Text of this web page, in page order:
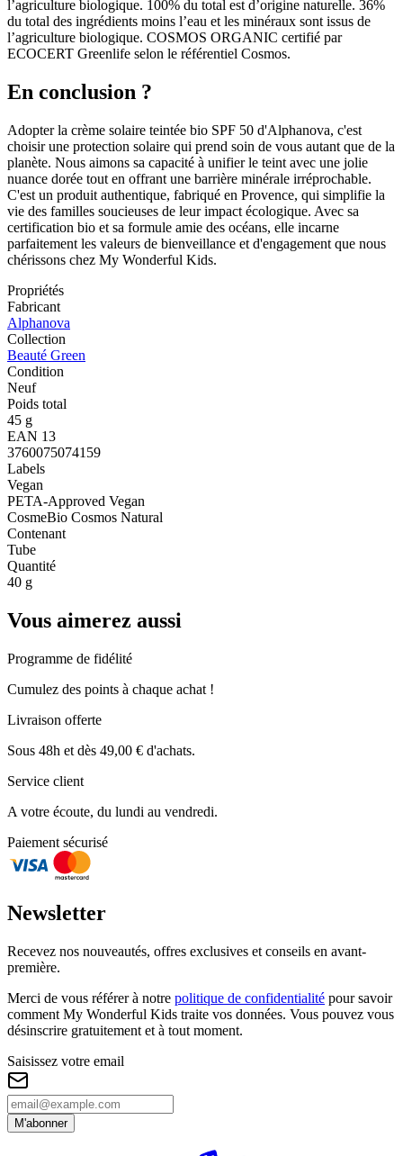
l’agriculture biologique. 100% du total est d’origine naturelle. 36%
du total des ingrédients moins l’eau et les minéraux sont issus de
l’agriculture biologique. COSMOS ORGANIC certifié par
ECOCERT Greenlife selon le référentiel Cosmos.
En conclusion ?
Adopter la crème solaire teintée bio SPF 50 d'Alphanova, c'est
choisir une protection solaire qui prend soin de vous autant que de la
planète. Nous aimons sa capacité à unifier le teint avec une jolie
nuance dorée tout en offrant une barrière minérale irréprochable.
C'est un produit authentique, fabriqué en Provence, qui simplifie la
vie des familles soucieuses de leur impact écologique. Avec sa
certification bio et sa formule amie des océans, elle incarne
parfaitement les valeurs de bienveillance et d'engagement que nous
chérissons chez My Wonderful Kids.
Propriétés
Fabricant
Alphanova
Collection
Beauté Green
Condition
Neuf
Poids total
45 g
EAN 13
3760075074159
Labels
Vegan
PETA-Approved Vegan
CosmeBio Cosmos Natural
Contenant
Tube
Quantité
40 g
Vous aimerez aussi
Programme de fidélité
Cumulez des points à chaque achat !
Livraison offerte
Sous 48h et dès 49,00 € d'achats.
Service client
A votre écoute, du lundi au vendredi.
Paiement sécurisé
Newsletter
Recevez nos nouveautés, offres exclusives et conseils en avant-
première.
Merci de vous référer à notre politique de confidentialité pour savoir
comment My Wonderful Kids traite vos données. Vous pouvez vous
désinscrire gratuitement et à tout moment.
Saisissez votre email
M'abonner